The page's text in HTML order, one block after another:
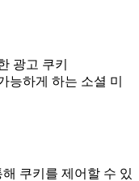
광고 쿠키
능하게 하는 소셜 미
쿠키를 제어할 수 있